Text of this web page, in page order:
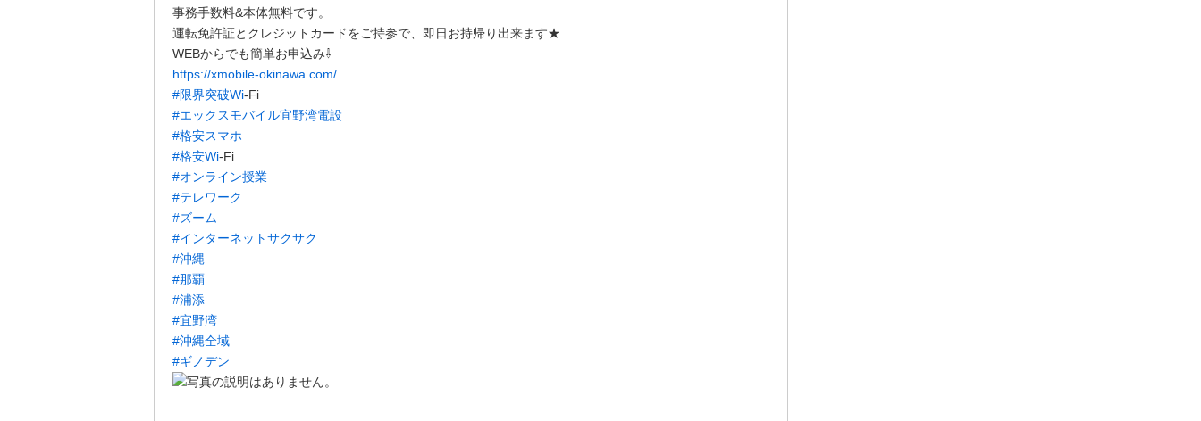
事務手数料&本体無料です。
運転免許証とクレジットカードをご持参で、即日お持帰り出来ます★
WEBからでも簡単お申込み⇩
https://xmobile-okinawa.com/
#限界突破Wi-Fi
#エックスモバイル宜野湾電設
#格安スマホ
#格安Wi-Fi
#オンライン授業
#テレワーク
#ズーム
#インターネットサクサク
#沖縄
#那覇
#浦添
#宜野湾
#沖縄全域
#ギノデン